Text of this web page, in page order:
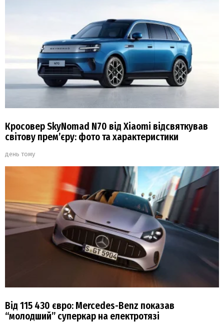
Кросовер SkyNomad N70 від Xiaomi відсвяткував
світову прем’єру: фото та характеристики
день тому
Від 115 430 євро: Mercedes-Benz показав
“молодший” суперкар на електротязі